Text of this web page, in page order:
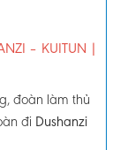
– KUITUN |
đoàn làm thủ
đi Dushanzi